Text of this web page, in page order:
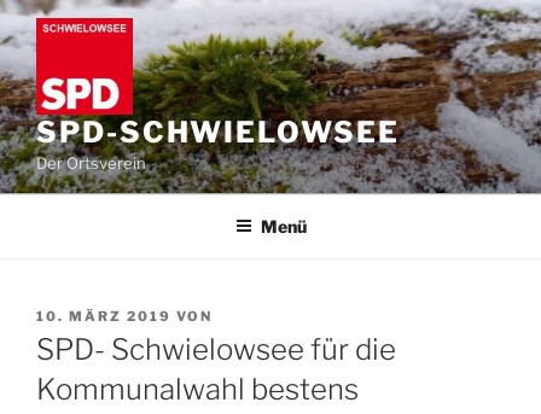
Zum
Inhalt
springen
SPD-SCHWIELOWSEE
Der Ortsverein
Menü
VERÖFFENTLICHT
AM
10. MÄRZ 2019 VON
SPD- Schwielowsee für die
Kommunalwahl bestens